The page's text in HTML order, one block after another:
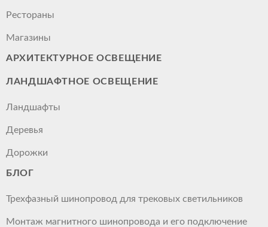
Рестораны
Магазины
АРХИТЕКТУРНОЕ ОСВЕЩЕНИЕ
ЛАНДШАФТНОЕ ОСВЕЩЕНИЕ
Ландшафты
Деревья
Дорожки
БЛОГ
Трехфазный шинопровод для трековых светильников
Монтаж магнитного шинопровода и его подключение